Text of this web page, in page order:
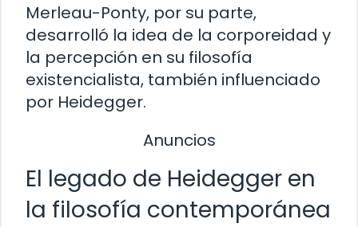
Merleau-Ponty, por su parte,
desarrolló la idea de la corporeidad y
la percepción en su filosofía
existencialista, también influenciado
por Heidegger.
Anuncios
El legado de Heidegger en
la filosofía contemporánea